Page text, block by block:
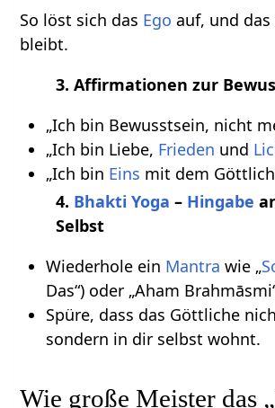
So löst sich das Ego auf, und das
bleibt.
3. Affirmationen zur
„Ich bin Bewusstsein, nicht
„Ich bin Liebe, Frieden und
„Ich bin Eins mit dem
4. Bhakti Yoga – Hingabe
Selbst
Wiederhole ein Mantra wie „
Das“) oder „Aham
Spüre, dass das Göttliche
sondern in dir selbst wohnt.
Wie große Meister das